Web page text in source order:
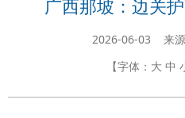
广西那坡：边关
2026-06-03 来源
【字体： 大 中